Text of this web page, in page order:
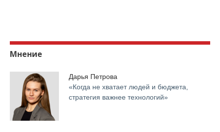
Мнение
Дарья Петрова
«Когда не хватает людей и бюджета,
стратегия важнее технологий»